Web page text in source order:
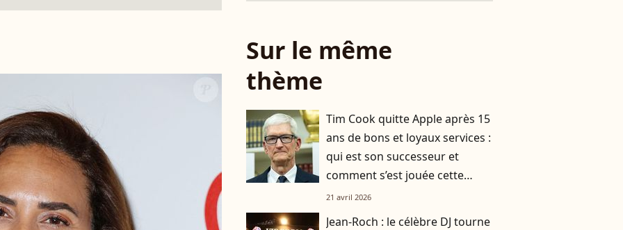
Sur le même
thème
Tim Cook quitte Apple après 15
ans de bons et loyaux services :
qui est son successeur et
comment s’est jouée cette
transition historique ?
21 avril 2026
Jean-Roch : le célèbre DJ tourne